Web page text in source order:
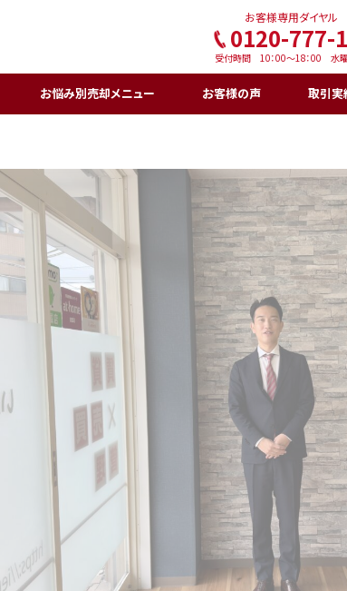
お客様専用ダイヤル
0120-777-
受付時間 10：00〜18：00 水
お悩み別売却メニュー お客様の声 取引実
お悩み別不動産売却メニュー
住宅ローンでお悩みの方（任意売却）
相続不動産でお悩みの方
実家じまいでお悩みの方
離婚・財産分与でお悩みの方
事故物件でお悩みの方
再建築不可物件でお悩みの方
投資用物件でお悩みの方
事業用不動産でお悩みの方
空き家・空き地でお悩みの方
共有持分の売却でお悩みの方
不動産を高く売りたい方
不動産を早く売りたい方